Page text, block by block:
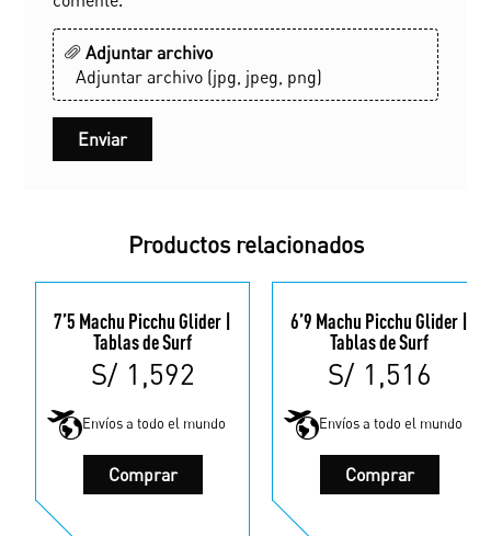
Adjuntar archivo
Adjuntar archivo (jpg, jpeg, png)
Productos relacionados
7’5 Machu Picchu Glider |
Tablas de Surf
S/ 1,592
Envíos a todo el mundo
Comprar
Este
tiene
6’9 Machu Picchu Glider |
Tablas de Surf
S/ 1,516
Envíos a todo el mundo
Comprar
Este
tiene